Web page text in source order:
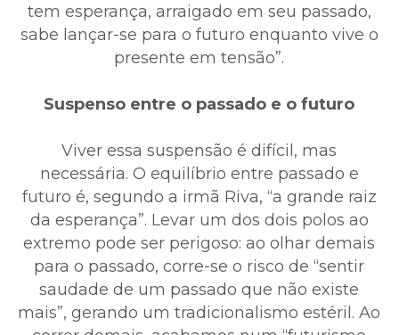
tem esperança, arraigado em seu passado,
sabe lançar-se para o futuro enquanto vive o
presente em tensão”.
Suspenso entre o passado e o futuro
Viver essa suspensão é difícil, mas
necessária. O equilíbrio entre passado e
futuro é, segundo a irmã Riva, “a grande raiz
da esperança”. Levar um dos dois polos ao
extremo pode ser perigoso: ao olhar demais
para o passado, corre-se o risco de “sentir
saudade de um passado que não existe
mais”, gerando um tradicionalismo estéril. Ao